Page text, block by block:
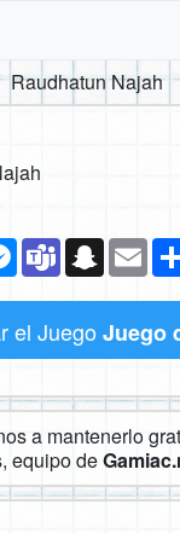
Raudhatun Najah
Messenger
Teams
el Juego Juego
a mantenerlo
equipo de